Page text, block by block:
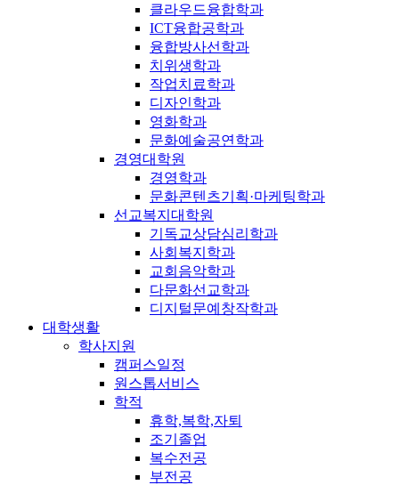
클라우드융합학과
ICT융합공학과
융합방사선학과
치위생학과
작업치료학과
디자인학과
영화학과
문화예술공연학과
경영대학원
경영학과
문화콘텐츠기획·마케팅학과
선교복지대학원
기독교상담심리학과
사회복지학과
교회음악학과
다문화선교학과
디지털문예창작학과
대학생활
학사지원
캠퍼스일정
원스톱서비스
학적
휴학,복학,자퇴
조기졸업
복수전공
부전공